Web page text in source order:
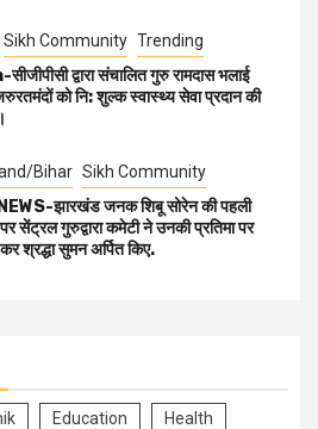
Sikh Community Trending
द्वारा संचालित गुरु रामदास भलाई
को नि: शुल्क स्वास्थ्य सेवा प्रदान की
Bihar Sikh Community
झारखंड जनक शिबू सोरेन की पहली
सेंट्रल गुरुद्वारा कमेटी ने उनकी प्रतिमा पर
कर श्रद्धा सुमन अर्पित किए.
Education Health